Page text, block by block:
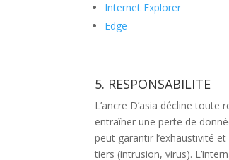
Internet Explorer
Edge
5. RESPONSABILITE
L’ancre D’asia décline
entraîner une perte de
peut garantir l’exhaustivité
tiers (intrusion, virus).